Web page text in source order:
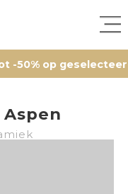
op geselecteerde